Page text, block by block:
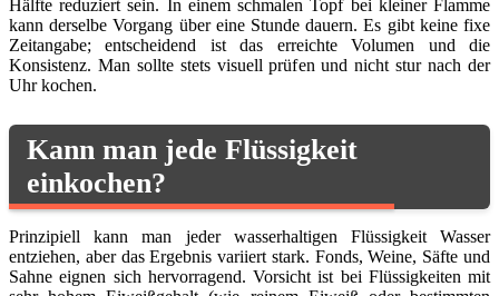
Hälfte reduziert sein. In einem schmalen Topf bei kleiner Flamme
kann derselbe Vorgang über eine Stunde dauern. Es gibt keine fixe
Zeitangabe; entscheidend ist das erreichte Volumen und die
Konsistenz. Man sollte stets visuell prüfen und nicht stur nach der
Uhr kochen.
Kann man jede Flüssigkeit
einkochen?
Prinzipiell kann man jeder wasserhaltigen Flüssigkeit Wasser
entziehen, aber das Ergebnis variiert stark. Fonds, Weine, Säfte und
Sahne eignen sich hervorragend. Vorsicht ist bei Flüssigkeiten mit